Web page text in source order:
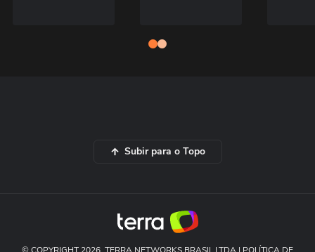
Subir para o Topo